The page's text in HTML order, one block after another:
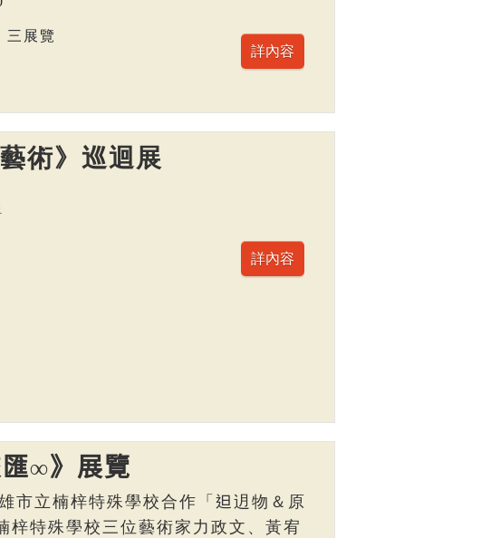
三展覽
術》巡迴展
∞》展覽
市立楠梓特殊學校合作「𨑨迌物＆原
特殊學校三位藝術家力政文、黃宥